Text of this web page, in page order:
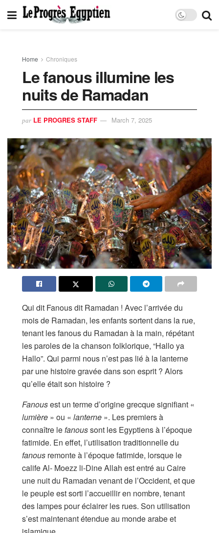
Home Chroniques
Le fanous illumine les
nuits de Ramadan
par LE PROGRES STAFF March 7, 2025
Qui dit Fanous dit Ramadan ! Avec l’arrivée du
mois de Ramadan, les enfants sortent dans la rue,
tenant les fanous du Ramadan à la main, répétant
les paroles de la chanson folklorique, “Hallo ya
Hallo”. Qui parmi nous n’est pas lié à la lanterne
par une histoire gravée dans son esprit ? Alors
qu’elle était son histoire ?
Fanousest un terme d’origine grecque signifiant «
lumière » ou « lanterne ». Les premiers à
connaître lefanoussont les Egyptiens à l’époque
fatimide. En effet, l’utilisation traditionnelle du
fanous remonte à l’époque fatimide, lorsque le
calife Al- Moezz li-Dine Allah est entré au Caire
une nuit du Ramadan venant de l’Occident, et que
le peuple est sorti l’accueillir en nombre, tenant
des lampes pour éclairer les rues. Son utilisation
s’est maintenant étendue au monde arabe et